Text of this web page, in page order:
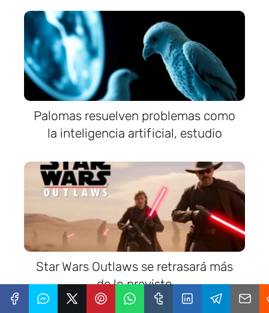
Palomas resuelven problemas como
la inteligencia artificial, estudio
Star Wars Outlaws se retrasará más
de lo previsto